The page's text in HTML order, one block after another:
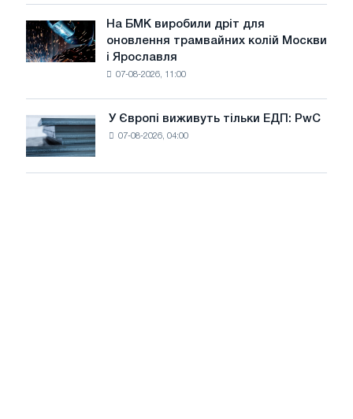
досягнення
цілей
декарбонізації
у
липні
На
БМК
виробили
трамвайних
колій
Москви
і
На БМК виробили дріт для
оновлення трамвайних колій Москви
і Ярославля
07-08-2026, 11:00
Європі
виживуть
тільки
У Європі виживуть тільки ЕДП: PwC
07-08-2026, 04:00